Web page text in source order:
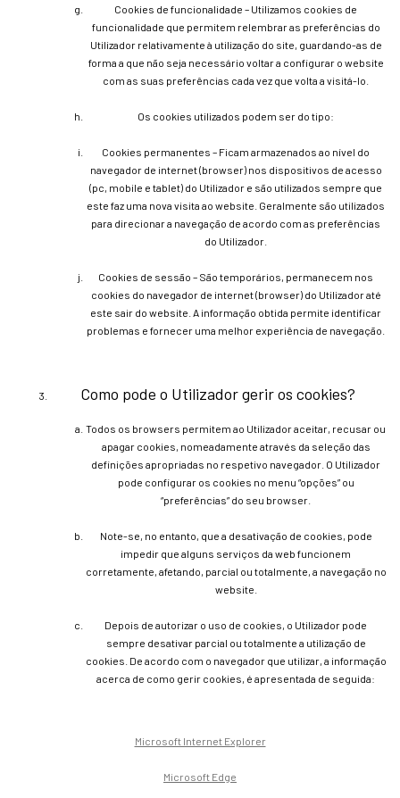
Cookies de funcionalidade – Utilizamos cookies de
funcionalidade que permitem relembrar as preferências do
Utilizador relativamente à utilização do site, guardando-as de
forma a que não seja necessário voltar a configurar o website
com as suas preferências cada vez que volta a visitá-lo.
Os cookies utilizados podem ser do tipo:
Cookies permanentes – Ficam armazenados ao nível do
navegador de internet (browser) nos dispositivos de acesso
(pc, mobile e tablet) do Utilizador e são utilizados sempre que
este faz uma nova visita ao website. Geralmente são utilizados
para direcionar a navegação de acordo com as preferências
do Utilizador.
Cookies de sessão – São temporários, permanecem nos
cookies do navegador de internet (browser) do Utilizador até
este sair do website. A informação obtida permite identificar
problemas e fornecer uma melhor experiência de navegação.
Como pode o Utilizador gerir os cookies?
Todos os browsers permitem ao Utilizador aceitar, recusar ou
apagar cookies, nomeadamente através da seleção das
definições apropriadas no respetivo navegador. O Utilizador
pode configurar os cookies no menu “opções” ou
“preferências” do seu browser.
Note-se, no entanto, que a desativação de cookies, pode
impedir que alguns serviços da web funcionem
corretamente, afetando, parcial ou totalmente, a navegação no
website.
Depois de autorizar o uso de cookies, o Utilizador pode
sempre desativar parcial ou totalmente a utilização de
cookies. De acordo com o navegador que utilizar, a informação
acerca de como gerir cookies, é apresentada de seguida:
Microsoft Internet Explorer
Microsoft Edge